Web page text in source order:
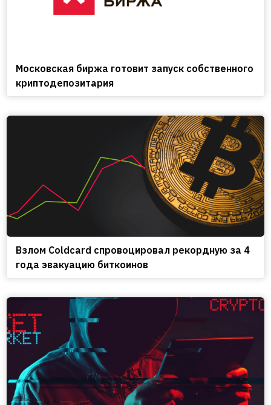
Московская биржа готовит запуск собственного
криптодепозитария
Взлом Coldcard спровоцировал рекордную за 4
года эвакуацию биткоинов